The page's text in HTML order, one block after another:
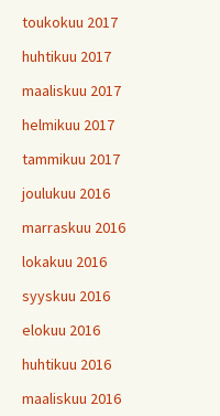
toukokuu 2017
huhtikuu 2017
maaliskuu 2017
helmikuu 2017
tammikuu 2017
joulukuu 2016
marraskuu 2016
lokakuu 2016
syyskuu 2016
elokuu 2016
huhtikuu 2016
maaliskuu 2016